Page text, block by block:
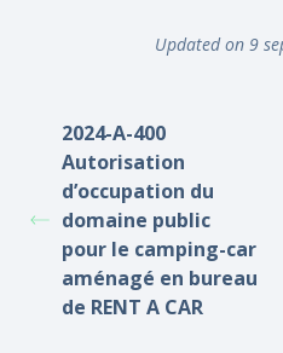
Updated on 9
2024-A-400
Autorisation
d’occupation du
domaine public
pour le camping-car
aménagé en bureau
de RENT A CAR